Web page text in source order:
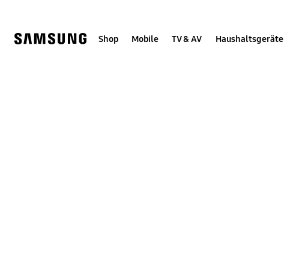
help
Shop Mobile TV & AV Haushaltsgeräte